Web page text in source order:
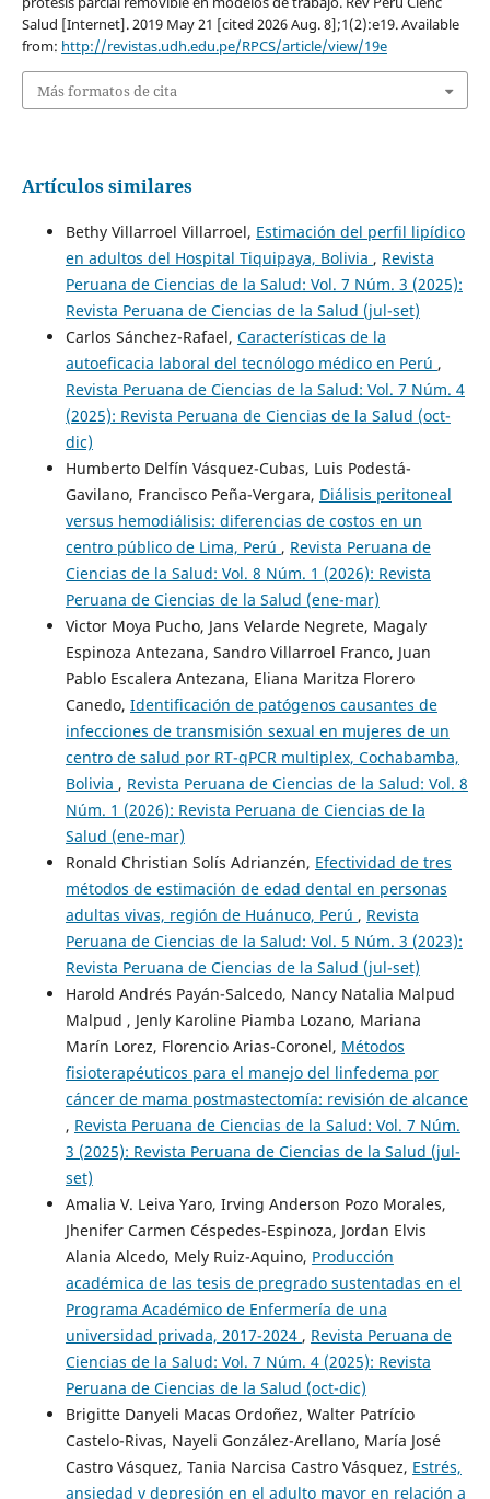
Salud [Internet]. 2019 May 21 [cited 2026 Aug. 8];1(2):e19. Available
from: http://revistas.udh.edu.pe/RPCS/article/view/19e
Más formatos de cita
Artículos similares
Bethy Villarroel Villarroel, Estimación del perfil lipídico
en adultos del Hospital Tiquipaya, Bolivia , Revista
Peruana de Ciencias de la Salud: Vol. 7 Núm. 3 (2025):
Revista Peruana de Ciencias de la Salud (jul-set)
Carlos Sánchez-Rafael, Características de la
autoeficacia laboral del tecnólogo médico en Perú ,
Revista Peruana de Ciencias de la Salud: Vol. 7 Núm. 4
(2025): Revista Peruana de Ciencias de la Salud (oct-
dic)
Humberto Delfín Vásquez-Cubas, Luis Podestá-
Gavilano, Francisco Peña-Vergara, Diálisis peritoneal
versus hemodiálisis: diferencias de costos en un
centro público de Lima, Perú , Revista Peruana de
Ciencias de la Salud: Vol. 8 Núm. 1 (2026): Revista
Peruana de Ciencias de la Salud (ene-mar)
Victor Moya Pucho, Jans Velarde Negrete, Magaly
Espinoza Antezana, Sandro Villarroel Franco, Juan
Pablo Escalera Antezana, Eliana Maritza Florero
Canedo, Identificación de patógenos causantes de
infecciones de transmisión sexual en mujeres de un
centro de salud por RT-qPCR multiplex, Cochabamba,
Bolivia , Revista Peruana de Ciencias de la Salud: Vol. 8
Núm. 1 (2026): Revista Peruana de Ciencias de la
Salud (ene-mar)
Ronald Christian Solís Adrianzén, Efectividad de tres
métodos de estimación de edad dental en personas
adultas vivas, región de Huánuco, Perú , Revista
Peruana de Ciencias de la Salud: Vol. 5 Núm. 3 (2023):
Revista Peruana de Ciencias de la Salud (jul-set)
Harold Andrés Payán-Salcedo, Nancy Natalia Malpud
Malpud , Jenly Karoline Piamba Lozano, Mariana
Marín Lorez, Florencio Arias-Coronel, Métodos
fisioterapéuticos para el manejo del linfedema por
cáncer de mama postmastectomía: revisión de alcance
, Revista Peruana de Ciencias de la Salud: Vol. 7 Núm.
3 (2025): Revista Peruana de Ciencias de la Salud (jul-
set)
Amalia V. Leiva Yaro, Irving Anderson Pozo Morales,
Jhenifer Carmen Céspedes-Espinoza, Jordan Elvis
Alania Alcedo, Mely Ruiz-Aquino, Producción
académica de las tesis de pregrado sustentadas en el
Programa Académico de Enfermería de una
universidad privada, 2017-2024 , Revista Peruana de
Ciencias de la Salud: Vol. 7 Núm. 4 (2025): Revista
Peruana de Ciencias de la Salud (oct-dic)
Brigitte Danyeli Macas Ordoñez, Walter Patrício
Castelo-Rivas, Nayeli González-Arellano, María José
Castro Vásquez, Tania Narcisa Castro Vásquez, Estrés,
ansiedad y depresión en el adulto mayor en relación a